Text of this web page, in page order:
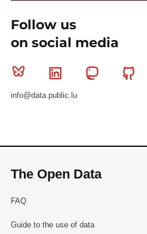
Follow us
on social media
Bluesky Linkedin Mastodon
info@data.public.lu
The Open Data
FAQ
Guide to the use of data